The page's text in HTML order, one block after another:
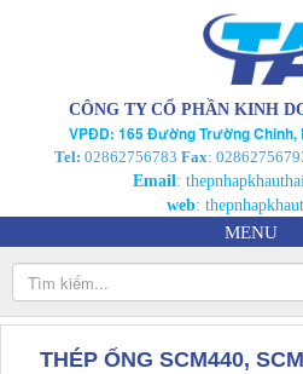
CÔNG TY CỔ PHẦN KINH
VPĐD: 165 Đường Trường Chinh,
Tel: 02862756783 Fax:
Email:
web:
MENU
THÉP ỐNG SCM440,